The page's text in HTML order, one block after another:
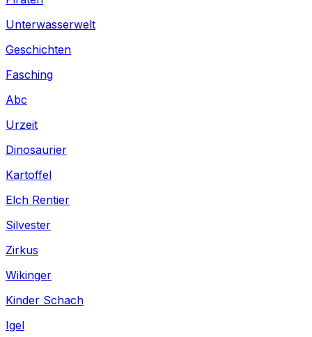
Unterwasserwelt
Geschichten
Fasching
Abc
Urzeit
Dinosaurier
Kartoffel
Elch Rentier
Silvester
Zirkus
Wikinger
Kinder Schach
Igel